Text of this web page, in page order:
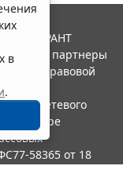
в
.
ГАРАНТ
и ее партнеры
правовой
сетевого
в сфере
58365 от 18